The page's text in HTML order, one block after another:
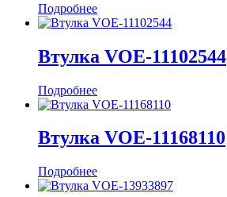
Подробнее
Втулка VOE-11102544
Подробнее
Втулка VOE-11168110
Подробнее